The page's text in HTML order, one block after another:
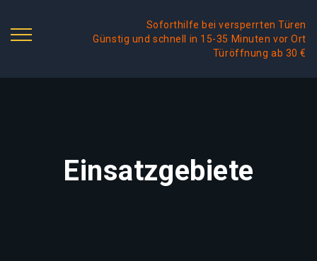
Soforthilfe bei versperrten Türen
Günstig und schnell in 15-35 Minuten vor Ort
Türöffnung ab 30 €
Einsatzgebiete